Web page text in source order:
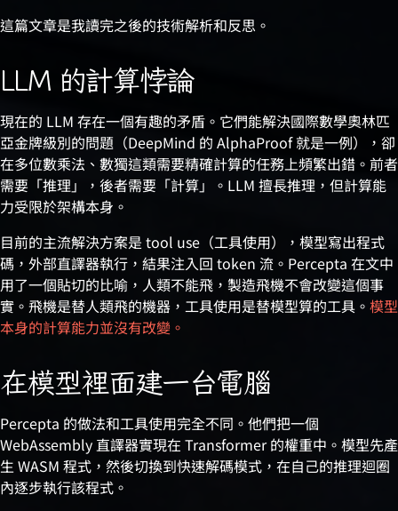
t)
這篇文章是我讀完之後的技術解析和反思。
LLM 的計算悖論
現在的 LLM 存在一個有趣的矛盾。它們能解決國際數學奧林匹
亞金牌級別的問題（DeepMind 的 AlphaProof 就是一例），卻
在多位數乘法、數獨這類需要精確計算的任務上頻繁出錯。前者
需要「推理」，後者需要「計算」。LLM 擅長推理，但計算能
力受限於架構本身。
目前的主流解決方案是 tool use（工具使用），模型寫出程式
碼，外部直譯器執行，結果注入回 token 流。Percepta 在文中
用了一個貼切的比喻，人類不能飛，製造飛機不會改變這個事
實。飛機是替人類飛的機器，工具使用是替模型算的工具。 模型
本身的計算能力並沒有改變。
在模型裡面建一台電腦
Percepta 的做法和工具使用完全不同。他們把一個
WebAssembly 直譯器實現在 Transformer 的權重中。模型先產
生 WASM 程式，然後切換到快速解碼模式，在自己的推理迴圈
內逐步執行該程式。